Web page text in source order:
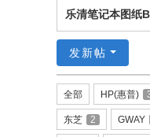
乐
清
晨
电
脑
乐清笔记本图纸
发新帖
全部 HP(惠普)
东芝 2 GWAY